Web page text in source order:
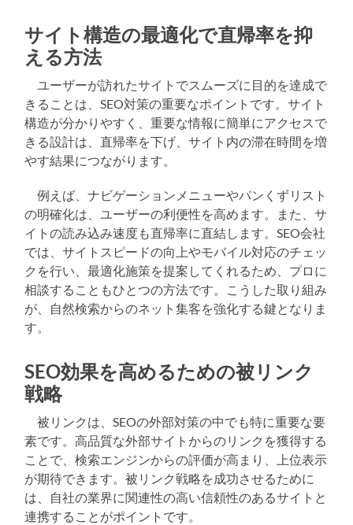
サイト構造の最適化で直帰率を抑
える方法
ユーザーが訪れたサイトでスムーズに目的を達成で
きることは、SEO対策の重要なポイントです。サイト
構造が分かりやすく、重要な情報に簡単にアクセスで
きる設計は、直帰率を下げ、サイト内の滞在時間を増
やす結果につながります。
例えば、ナビゲーションメニューやパンくずリスト
の明確化は、ユーザーの利便性を高めます。また、サ
イトの読み込み速度も直帰率に直結します。SEO会社
では、サイトスピードの向上やモバイル対応のチェッ
クを行い、最適化施策を提案してくれるため、プロに
相談することもひとつの方法です。こうした取り組み
が、自然検索からのネット集客を強化する鍵となりま
す。
SEO効果を高めるための被リンク
戦略
被リンクは、SEOの外部対策の中でも特に重要な要
素です。高品質な外部サイトからのリンクを獲得する
ことで、検索エンジンからの評価が高まり、上位表示
が期待できます。被リンク戦略を成功させるために
は、自社の業界に関連性の高い信頼性のあるサイトと
連携することがポイントです。